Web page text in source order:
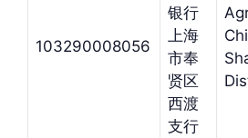
103290008056
银行
上海
市奉
贤区
西渡
支行